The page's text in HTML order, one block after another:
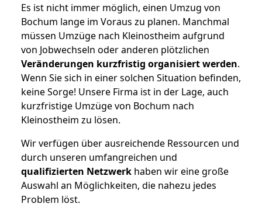
Es ist nicht immer möglich, einen Umzug von
Bochum lange im Voraus zu planen. Manchmal
müssen Umzüge nach Kleinostheim aufgrund
von Jobwechseln oder anderen plötzlichen
Veränderungen kurzfristig organisiert werden.
Wenn Sie sich in einer solchen Situation befinden,
keine Sorge! Unsere Firma ist in der Lage, auch
kurzfristige Umzüge von Bochum nach
Kleinostheim zu lösen.
Wir verfügen über ausreichende Ressourcen und
durch unseren umfangreichen und
qualifizierten Netzwerk haben wir eine große
Auswahl an Möglichkeiten, die nahezu jedes
Problem löst.